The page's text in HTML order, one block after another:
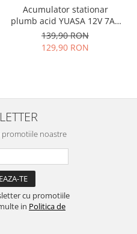
Acumulator stationar
plumb acid YUASA 12V 7Ah
T1 AGM VRLA
139,90 RON
129,90 RON
promotiile noastre
cu promotiile
in Politica de